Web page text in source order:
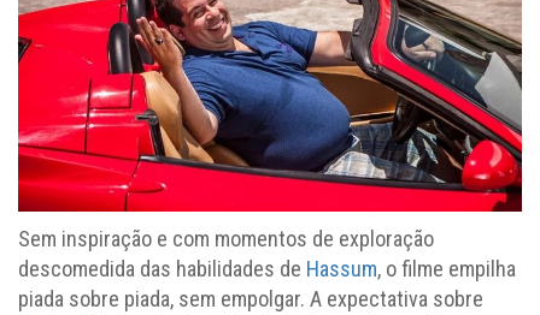
Sem inspiração e com momentos de exploração
descomedida das habilidades de Hassum, o filme empilha
piada sobre piada, sem empolgar. A expectativa sobre